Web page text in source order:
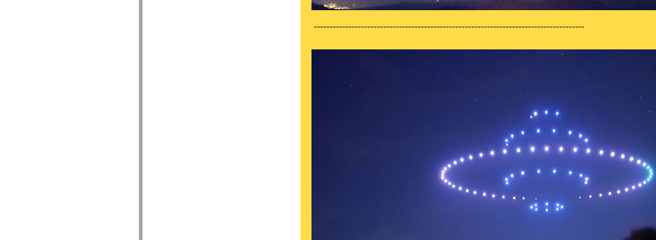
--------------------------------------------------------------------------------------